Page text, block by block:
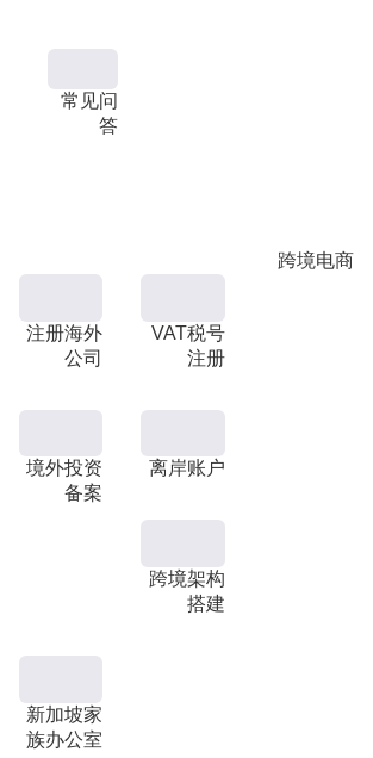
常见问
答
跨境电商
注册海外
公司
VAT税号
注册
境外投资
备案
离岸账户
跨境架构
搭建
新加坡家
族办公室